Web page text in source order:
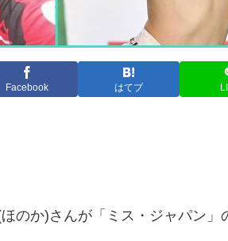
Facebook はてブ
のか)さんが「ミス・ジャパン」